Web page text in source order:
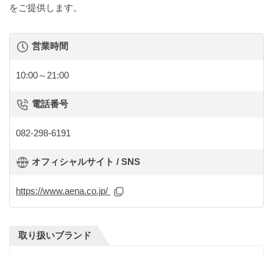
をご提供します。
営業時間
10:00～21:00
電話番号
082-298-6191
オフィシャルサイト / SNS
https://www.aena.co.jp/
取り扱いブランド